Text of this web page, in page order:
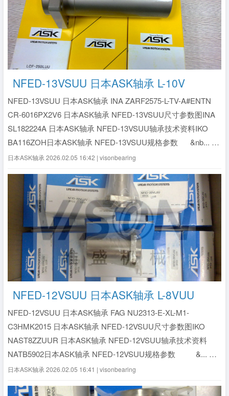
NFED-13VSUU 日本ASK轴承 L-10V
NFED-13VSUU 日本ASK轴承 INA ZARF2575-L-TV-A#ENTN
CR-6016PX2V6 日本ASK轴承 NFED-13VSUU尺寸参数图INA
SL182224A 日本ASK轴承 NFED-13VSUU轴承技术资料IKO
BA116ZOH日本ASK轴承 NFED-13VSUU规格参数 &nb... 全
文》
日本ASK轴承 2026.02.05 16:42 | visonbearing
NFED-12VSUU 日本ASK轴承 L-8VUU
NFED-12VSUU 日本ASK轴承 FAG NU2313-E-XL-M1-
C3HMK2015 日本ASK轴承 NFED-12VSUU尺寸参数图IKO
NAST8ZZUUR 日本ASK轴承 NFED-12VSUU轴承技术资料
NATB5902日本ASK轴承 NFED-12VSUU规格参数 &... 全
文》
日本ASK轴承 2026.02.05 16:41 | visonbearing